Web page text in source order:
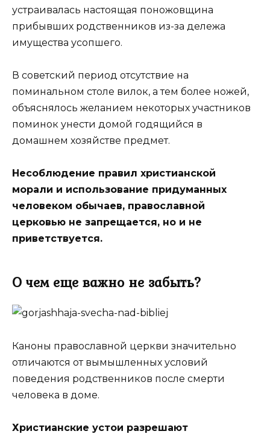
устраивалась настоящая поножовщина
прибывших родственников из-за дележа
имущества усопшего.
В советский период отсутствие на
поминальном столе вилок, а тем более ножей,
объяснялось желанием некоторых участников
поминок унести домой годящийся в
домашнем хозяйстве предмет.
Несоблюдение правил христианской
морали и использование придуманных
человеком обычаев, православной
церковью не запрещается, но и не
приветствуется.
О чем еще важно не забыть?
Каноны православной церкви значительно
отличаются от вымышленных условий
поведения родственников после смерти
человека в доме.
Христианские устои разрешают